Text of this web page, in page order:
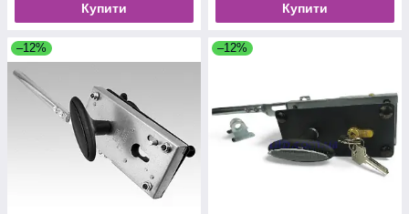
Купити Купити
–12% –12%